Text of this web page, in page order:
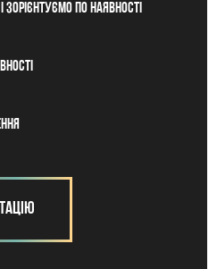
зорієнтуємо по наявності